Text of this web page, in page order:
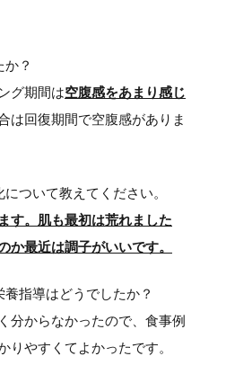
？
グ期間は空腹感をあまり感じ
は回復期間で空腹感がありま
ついて教えてください。
す。肌も最初は荒れました
か最近は調子がいいです。
指導はどうでしたか？
分からなかったので、食事例
りやすくてよかったです。